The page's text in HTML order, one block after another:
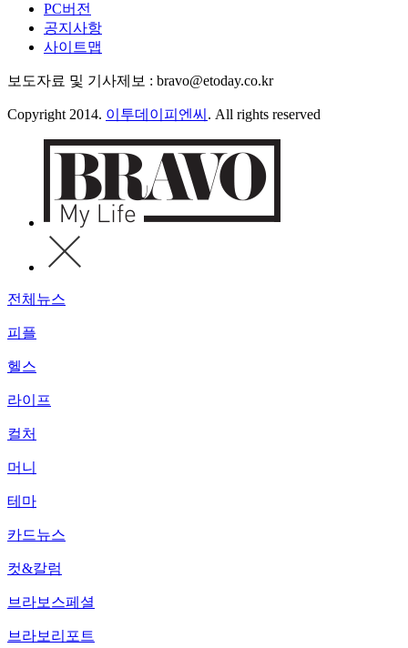
PC버전
공지사항
사이트맵
보도자료 및 기사제보 : bravo@etoday.co.kr
Copyright 2014. 이투데이피엔씨 . All rights reserved
전체뉴스
피플
헬스
라이프
컬처
머니
테마
카드뉴스
컷&칼럼
브라보스페셜
브라보리포트